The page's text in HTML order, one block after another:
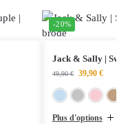
-20%
Jack & Sally |
49,90€ 39,90 €
Plus d'options